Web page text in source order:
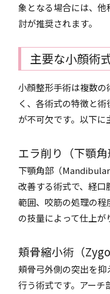
象となる場合には、
討が推奨されます。
主要な小顔術
小顔整形手術は複数
く、各術式の特徴と
が不可欠です。以下に
エラ削り（下顎角
下顎角部（
改善する術式で、経口
範囲、咬筋の処理の
の技量によって仕上が
頬骨縮小術（
頬骨弓外側の突出を
行う術式です。アーチ